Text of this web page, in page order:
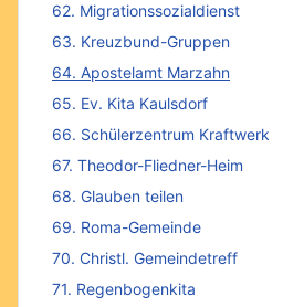
62. Migrationssozialdienst
63. Kreuzbund-Gruppen
64. Apostelamt Marzahn
65. Ev. Kita Kaulsdorf
66. Schülerzentrum Kraftwerk
67. Theodor-Fliedner-Heim
68. Glauben teilen
69. Roma-Gemeinde
70. Christl. Gemeindetreff
71. Regenbogenkita